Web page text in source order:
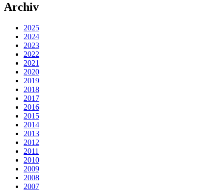
Archiv
2025
2024
2023
2022
2021
2020
2019
2018
2017
2016
2015
2014
2013
2012
2011
2010
2009
2008
2007